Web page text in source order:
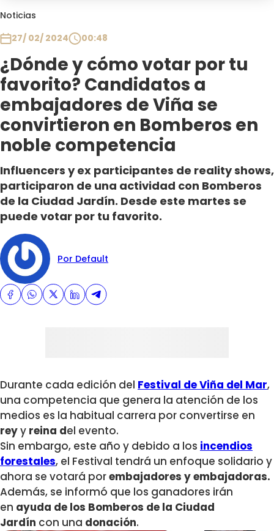
Noticias
27/ 02/ 2024
00:48
¿Dónde y cómo votar por tu
favorito? Candidatos a
embajadores de Viña se
convirtieron en Bomberos en
noble competencia
Influencers y ex participantes de reality shows,
participaron de una actividad con Bomberos
de la Ciudad Jardín. Desde este martes se
puede votar por tu favorito.
Por Default
Durante cada edición del Festival de Viña del Mar,
una competencia que genera la atención de los
medios es la habitual carrera por convertirse en
reyy reina del evento.
Sin embargo, este año y debido a los incendios
forestales, el Festival tendrá un enfoque solidario y
ahora se votará porembajadores y embajadoras.
Además, se informó que los ganadores irán
en ayuda de los Bomberos de la Ciudad
Jardín con una donación.
Plan Perfecto
El Tiempo
Sabingo
Todos Los Programas